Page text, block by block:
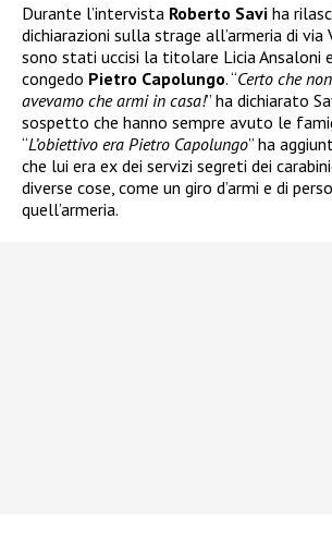
Durante l’intervista Roberto Savi ha
dichiarazioni sulla strage all’armeria di via
sono stati uccisi la titolare Licia Ansaloni
congedo Pietro Capolungo. “Certo che
avevamo che armi in casa!” ha dichiarato
sospetto che hanno sempre avuto le
“L’obiettivo era Pietro Capolungo” ha
che lui era ex dei servizi segreti dei
diverse cose, come un giro d’armi e di
quell’armeria.